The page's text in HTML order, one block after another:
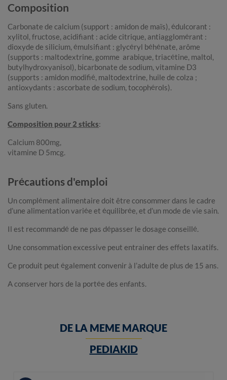
Composition
Carbonate de calcium (support : amidon de maïs), édulcorant :
xylitol, fructose, acidifiant : acide citrique, antiagglomérant :
dioxyde de silicium, émulsifiant : glycéryl béhénate, arôme
(supports : maltodextrine, gomme arabique, triacétine, maltol,
butylhydroxyanisol), bicarbonate de sodium, vitamine D3
(supports : amidon modifié, maltodextrine, huile de colza ;
antioxydants : ascorbate de sodium, tocophérols).
Sans gluten.
Composition pour 2 sticks:
Calcium 800mg,
vitamine D 5mcg.
Précautions d'emploi
Un complément alimentaire doit être consommer dans le cadre
d’une alimentation variée et équilibrée, et d’un mode de vie sain.
Il est recommandé de ne pas dépasser le dosage conseillé.
Une consommation excessive peut entrainer des effets laxatifs.
Ce produit peut également convenir à l’adulte de plus de 15 ans.
A conserver hors de la portée des enfants.
DE LA MEME MARQUE
PEDIAKID